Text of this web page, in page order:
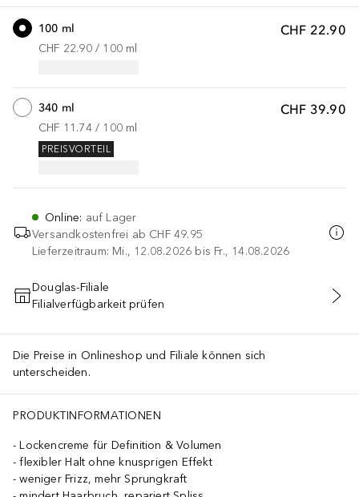
CHF 22.90
100 ml
CHF 22.90 / 100 ml
CHF 39.90
340 ml
CHF 11.74 / 100 ml
PREISVORTEIL
Online: auf Lager
Versandkostenfrei ab CHF 49.95
Lieferzeitraum: Mi., 12.08.2026 bis Fr., 14.08.2026
IN DEN WARENKORB
Douglas-Filiale
Filialverfügbarkeit prüfen
Die Preise in Onlineshop und Filiale können sich
unterscheiden.
PRODUKTINFORMATIONEN
Lockencreme für Definition & Volumen
flexibler Halt ohne knusprigen Effekt
weniger Frizz, mehr Sprungkraft